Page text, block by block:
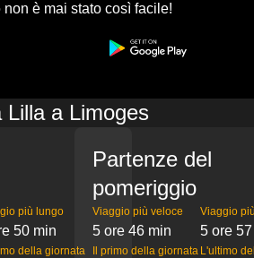
è mai stato così facile!
Lilla a Limoges
più lungo
50 min
della giornata
Partenze del
pomeriggio
Viaggio più veloce
5 ore 46 min
Viaggio
5 ore
Il primo della giornata L'ultimo